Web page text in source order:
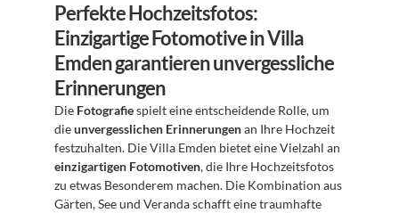
Perfekte Hochzeitsfotos:
Einzigartige Fotomotive in Villa
Emden garantieren unvergessliche
Erinnerungen
Die Fotografie spielt eine entscheidende Rolle, um
die unvergesslichen Erinnerungen an Ihre Hochzeit
einzigartigen Fotomotiven, die Ihre Hochzeitsfotos
zu etwas Besonderem machen. Die Kombination aus
Gärten, See und Veranda schafft eine traumhafte